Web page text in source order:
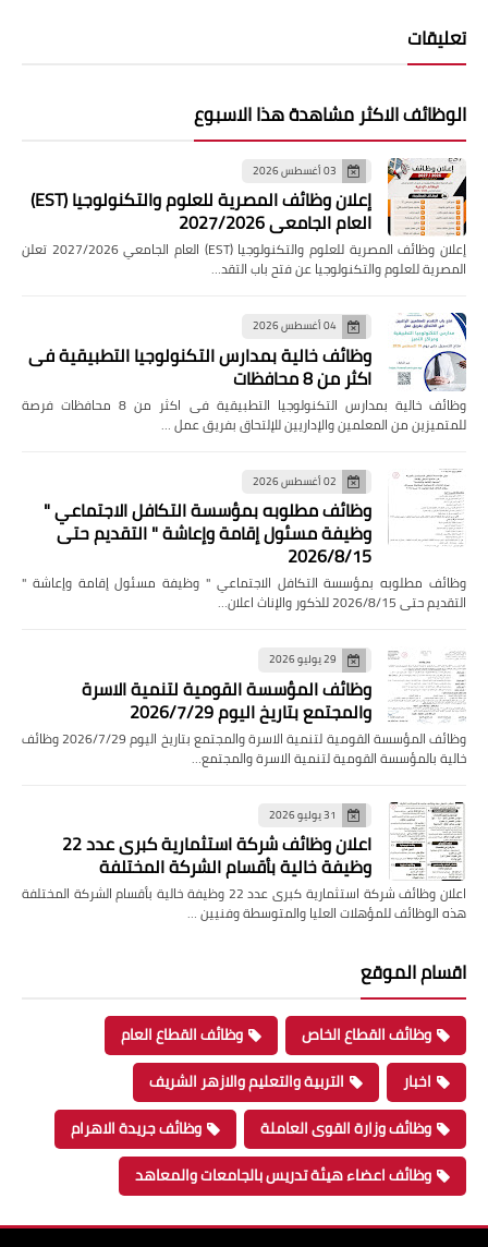
تعليقات
الوظائف الاكثر مشاهدة هذا الاسبوع
03 أغسطس 2026
إعلان وظائف المصرية للعلوم والتكنولوجيا (EST)
العام الجامعي 2027/2026
إعلان وظائف المصرية للعلوم والتكنولوجيا (EST) العام الجامعي 2027/2026 تعلن
المصرية للعلوم والتكنولوجيا عن فتح باب التقد…
04 أغسطس 2026
وظائف خالية بمدارس التكنولوجيا التطبيقية فى
اكثر من 8 محافظات
وظائف خالية بمدارس التكنولوجيا التطبيقية فى اكثر من 8 محافظات فرصة
للمتميزين من المعلمين والإداريين للإلتحاق بفريق عمل …
02 أغسطس 2026
وظائف مطلوبه بمؤسسة التكافل الاجتماعي "
وظيفة مسئول إقامة وإعاشة " التقديم حتى
2026/8/15
وظائف مطلوبه بمؤسسة التكافل الاجتماعي " وظيفة مسئول إقامة وإعاشة "
التقديم حتى 2026/8/15 للذكور والإناث اعلان…
29 يوليو 2026
وظائف المؤسسة القومية لتنمية الاسرة
والمجتمع بتاريخ اليوم 2026/7/29
وظائف المؤسسة القومية لتنمية الاسرة والمجتمع بتاريخ اليوم 2026/7/29 وظائف
خالية بالمؤسسة القومية لتنمية الاسرة والمجتمع…
31 يوليو 2026
اعلان وظائف شركة استثمارية كبرى عدد 22
وظيفة خالية بأقسام الشركة المختلفة
اعلان وظائف شركة استثمارية كبرى عدد 22 وظيفة خالية بأقسام الشركة المختلفة
هذه الوظائف للمؤهلات العليا والمتوسطة وفنيين …
اقسام الموقع
وظائف القطاع الخاص
وظائف القطاع العام
اخبار
التربية والتعليم والازهر الشريف
وظائف وزارة القوى العاملة
وظائف جريدة الاهرام
وظائف اعضاء هيئة تدريس بالجامعات والمعاهد